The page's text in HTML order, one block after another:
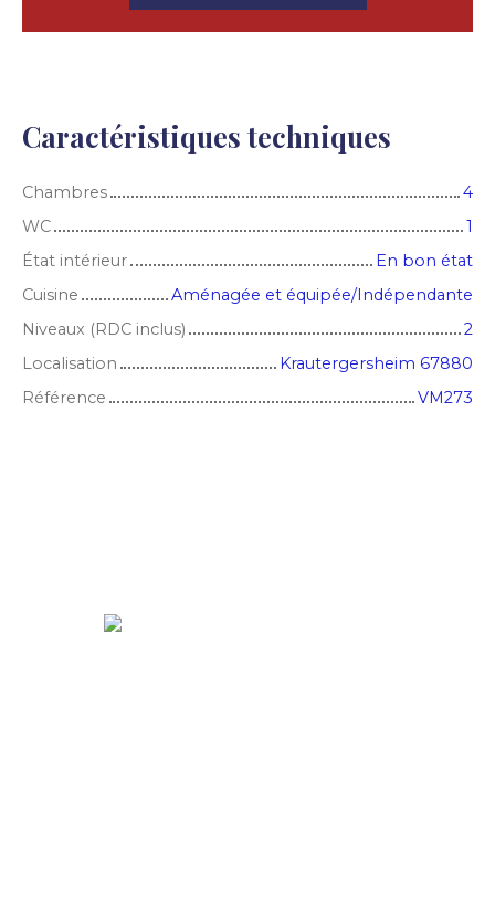
Caractéristiques techniques
Chambres
4
WC
1
État intérieur
En bon état
Cuisine
Aménagée et équipée/Indépendante
Niveaux (RDC inclus)
2
Localisation
Krautergersheim 67880
Référence
VM273